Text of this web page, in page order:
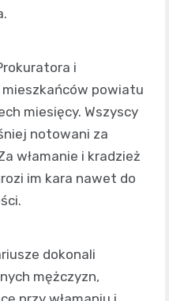
i
powiatu
miesięcy. Wszyscy
notowani za
włamanie i kradzież
im kara nawet do
dokonali
mężczyzn,